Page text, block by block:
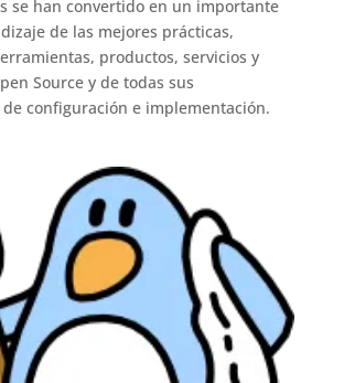
se han convertido en un importante
de las mejores prácticas,
productos, servicios y
Source y de todas sus
configuración e implementación.